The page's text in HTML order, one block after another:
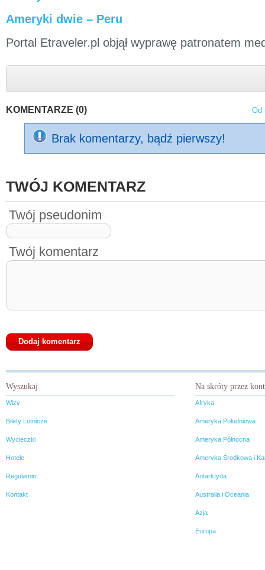
Ameryki dwie – Peru
Portal Etraveler.pl objął wyprawę patronatem
KOMENTARZE (0) Od
Brak komentarzy, bądź pierwszy!
TWÓJ KOMENTARZ
Twój pseudonim
Twój komentarz
Wyszukaj
Wizy
Bilety Lotnicze
Wycieczki
Hotele
Regulamin
Kontakt
Na skróty przez
Afryka
Ameryka Południowa
Ameryka Północna
Ameryka Środkowa i
Antarktyda
Australia i Oceania
Azja
Europa